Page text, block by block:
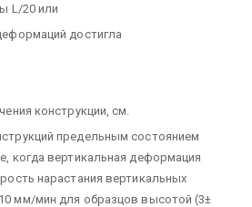
L/20 или
достигла
конструкции, см.
предельным состоянием
когда вертикальная деформация
нарастания вертикальных
мм/мин для образцов высотой (3±